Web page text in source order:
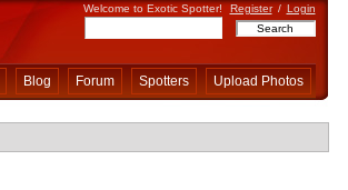
Welcome to Exotic Spotter! Register / Login
Blog Forum Spotters Upload Photos